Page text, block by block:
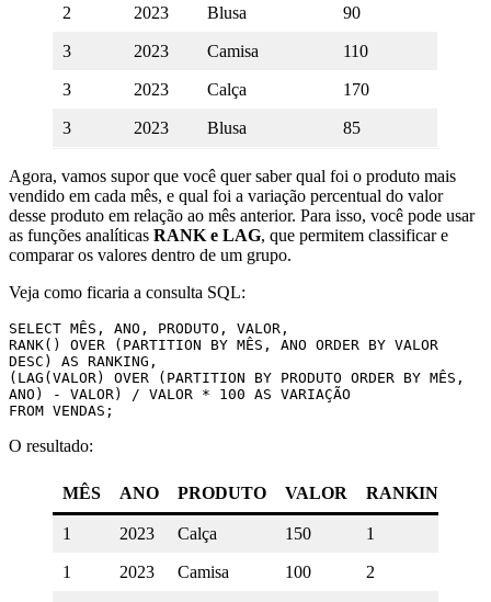
2 2023 Blusa 90
3 2023 Camisa 110
3 2023 Calça 170
3 2023 Blusa 85
Agora, vamos supor que você quer saber qual foi o produto mais
vendido em cada mês, e qual foi a variação percentual do valor
desse produto em relação ao mês anterior. Para isso, você pode usar
as funções analíticas RANK e LAG, que permitem classificar e
comparar os valores dentro de um grupo.
Veja como ficaria a consulta SQL:
SELECT MÊS, ANO, PRODUTO, VALOR,
RANK() OVER (PARTITION BY MÊS, ANO ORDER BY VALOR
DESC) AS RANKING,
(LAG(VALOR) OVER (PARTITION BY PRODUTO ORDER BY MÊS,
ANO) - VALOR) / VALOR * 100 AS VARIAÇÃO
O resultado:
MÊS ANO PRODUTO VALOR RANKING
1 2023 Calça 150 1
1 2023 Camisa 100 2